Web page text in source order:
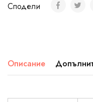
Сподели
Описание